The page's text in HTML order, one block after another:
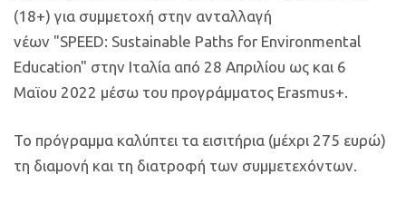
(18+) για συμμετοχή στην ανταλλαγή
νέων "SPEED: Sustainable Paths for Environmental
Education" στην Ιταλία από 28 Απριλίου ως και 6
Μαϊου 2022 μέσω του προγράμματος Erasmus+.
Το πρόγραμμα καλύπτει τα εισιτήρια (μέχρι 275 ευρώ)
τη διαμονή και τη διατροφή των συμμετεχόντων.